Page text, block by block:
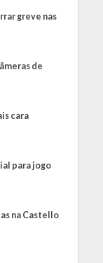
greve nas
de
cara
para jogo
na Castello